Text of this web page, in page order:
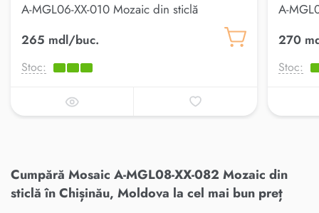
A-MGL06-XX-010 Mozaic din sticlă
265 mdl/buc.
Stoc:
A-
270
Stoc:
Cumpără Mosaic A-MGL08-XX-082 Mozaic din
sticlă în Chișinău, Moldova la cel mai bun preț